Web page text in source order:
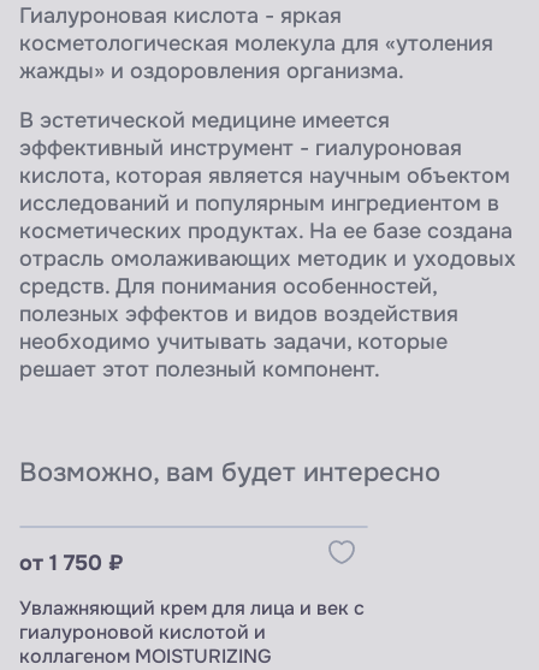
Гиалуроновая кислота - яркая
косметологическая молекула для «утоления
жажды» и оздоровления организма.
В эстетической медицине имеется
эффективный инструмент - гиалуроновая
кислота, которая является научным объектом
исследований и популярным ингредиентом в
косметических продуктах. На ее базе создана
отрасль омолаживающих методик и уходовых
средств. Для понимания особенностей,
полезных эффектов и видов воздействия
необходимо учитывать задачи, которые
решает этот полезный компонент.
Возможно, вам будет интересно
от 1 750 ₽
Увлажняющий крем для лица и век с
гиалуроновой кислотой и
коллагеном MOISTURIZING